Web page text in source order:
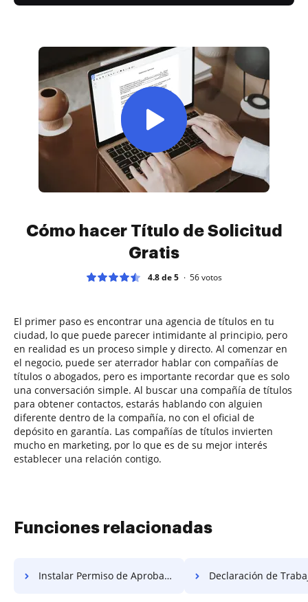
Cómo hacer Título de Solicitud
Gratis
4.8 de 5 56votos
El primer paso es encontrar una agencia de títulos en tu
ciudad, lo que puede parecer intimidante al principio, pero
en realidad es un proceso simple y directo. Al comenzar en
el negocio, puede ser aterrador hablar con compañías de
títulos o abogados, pero es importante recordar que es solo
una conversación simple. Al buscar una compañía de títulos
para obtener contactos, estarás hablando con alguien
diferente dentro de la compañía, no con el oficial de
depósito en garantía. Las compañías de títulos invierten
mucho en marketing, por lo que es de su mejor interés
establecer una relación contigo.
Funciones relacionadas
Instalar Permiso de Aprobación Gratis Declaración de Trabajo de Cantidad de